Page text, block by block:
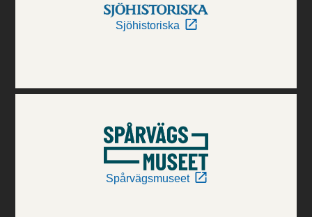
Sjöhistoriska
Spårvägsmuseet